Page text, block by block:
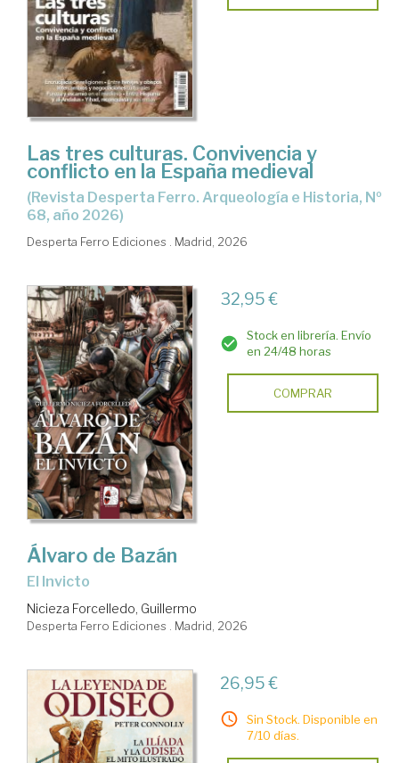
Las tres culturas. Convivencia y
conflicto en la España medieval
(Revista Desperta Ferro. Arqueología e Historia, Nº
68, año 2026)
Desperta Ferro Ediciones . Madrid, 2026
32,95 €
Stock en librería. Envío
en 24/48 horas
COMPRAR
Álvaro de Bazán
El Invicto
Nicieza Forcelledo, Guillermo
Desperta Ferro Ediciones . Madrid, 2026
26,95 €
Sin Stock. Disponible en
7/10 días.